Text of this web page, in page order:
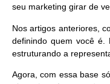
seu marketing girar de
Nos artigos anteriores,
definindo quem você é.
estruturando a
Agora, com essa base